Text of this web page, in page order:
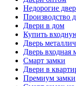
Недорогие
Производство
Двери в дом
Купить
Дверь
Дверь входная
Смарт замки
Двери в
Премиум замки